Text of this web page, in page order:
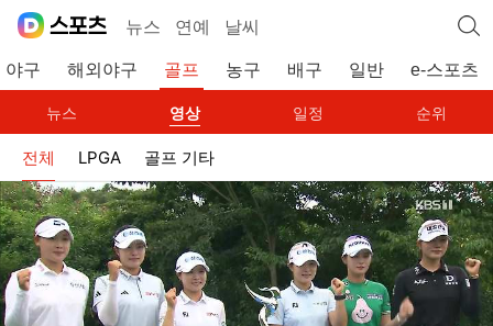
뉴스 연예 날씨
야구 해외야구 골프 농구 배구 일반 e-스포츠
뉴스 영상 일정 순위
전체 LPGA 골프 기타